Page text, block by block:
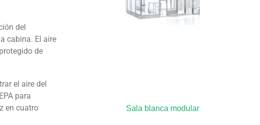
del
cabina. El aire
de
el aire del
para
en cuatro
Sala blanca modular